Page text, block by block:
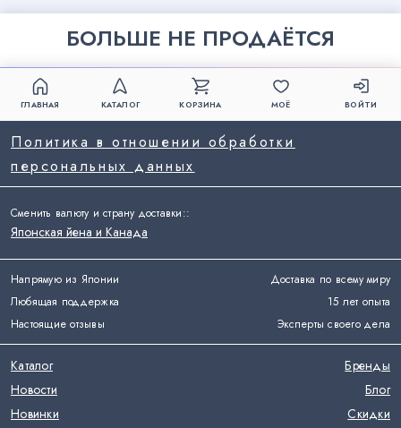
БОЛЬШЕ НЕ ПРОДАЁТСЯ
ГЛАВНАЯ КАТАЛОГ КОРЗИНА МОЁ ВОЙТИ
Напрямую из Японии
Доставка по всему миру
Любящая поддержка
15 лет опыта
Настоящие отзывы
Эксперты своего дела
Политика в отношении обработки
персональных данных
Каталог
Бренды
Новости
Блог
Новинки
Скидки
Сменить валюту и страну доставки::
Японская йена и Канада